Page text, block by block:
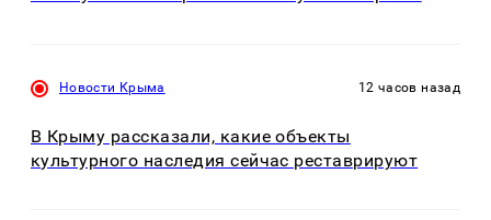
Новости Крыма 12 часов назад
В Крыму рассказали, какие объекты
культурного наследия сейчас реставрируют